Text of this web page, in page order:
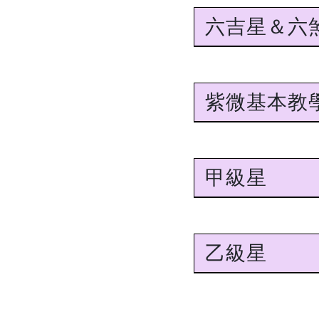
六吉星＆六
紫微基本教
甲級星
乙級星